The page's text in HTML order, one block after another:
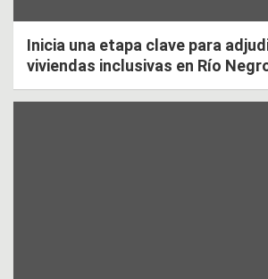
Inicia una etapa clave para
viviendas inclusivas en Río